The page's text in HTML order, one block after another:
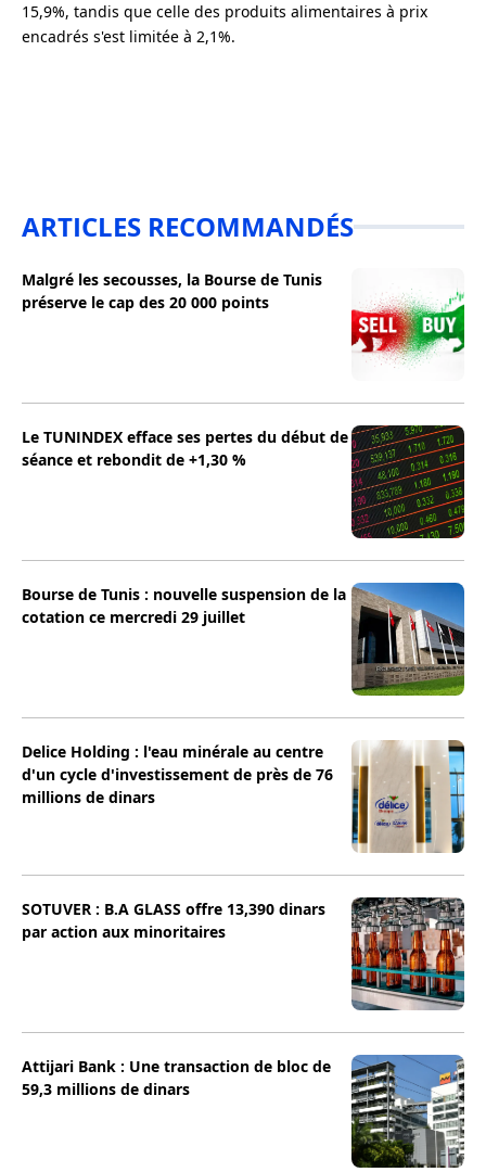
15,9%, tandis que celle des produits alimentaires à prix
encadrés s'est limitée à 2,1%.
ARTICLES RECOMMANDÉS
Malgré les secousses, la Bourse de Tunis
préserve le cap des 20 000 points
Le TUNINDEX efface ses pertes du début de
séance et rebondit de +1,30 %
Bourse de Tunis : nouvelle suspension de la
cotation ce mercredi 29 juillet
Delice Holding : l'eau minérale au centre
d'un cycle d'investissement de près de 76
millions de dinars
SOTUVER : B.A GLASS offre 13,390 dinars
par action aux minoritaires
Attijari Bank : Une transaction de bloc de
59,3 millions de dinars